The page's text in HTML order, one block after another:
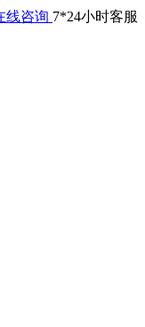
7*24小时客服